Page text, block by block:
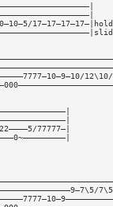
77777—|